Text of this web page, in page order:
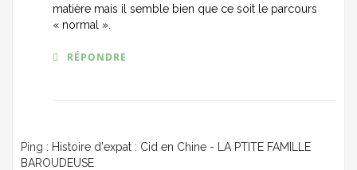
matière mais il semble bien que ce soit le parcours
« normal ».
RÉPONDRE
Ping : Histoire d'expat : Cid en Chine - LA PTITE FAMILLE
BAROUDEUSE